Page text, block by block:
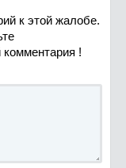
к этой жалобе.
комментария !